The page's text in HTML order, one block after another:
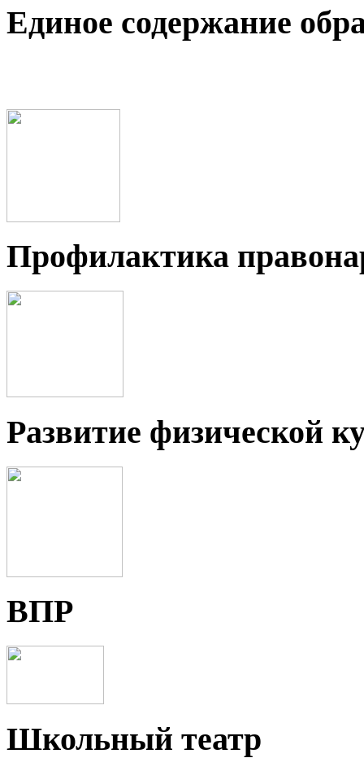
Единое содержание
Профилактика
Развитие физической
ВПР
Школьный театр